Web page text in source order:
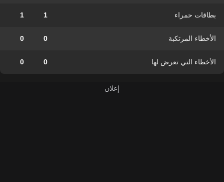
بطاقات حمراء 1
1
الأخطاء المرتكبة 0
0
الأخطاء التي تعرض لها 0
0